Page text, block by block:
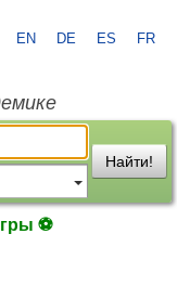
EN DE ES FR
Найти!
⚽